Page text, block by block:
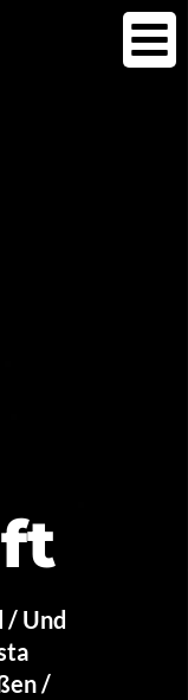
/ Und
/